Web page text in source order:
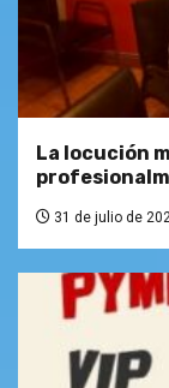
La locución
31 de julio de